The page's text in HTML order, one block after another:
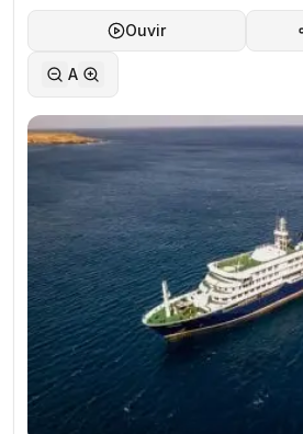
Ouvir
A